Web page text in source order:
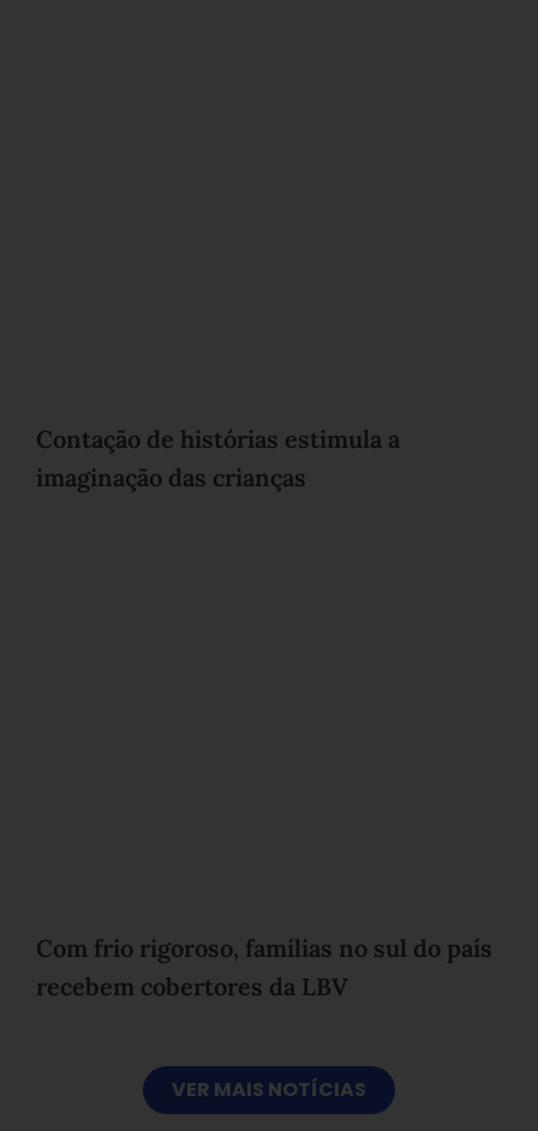
Contação de histórias estimula a
imaginação das crianças
Com frio rigoroso, famílias no sul do país
recebem cobertores da LBV
VER MAIS NOTÍCIAS